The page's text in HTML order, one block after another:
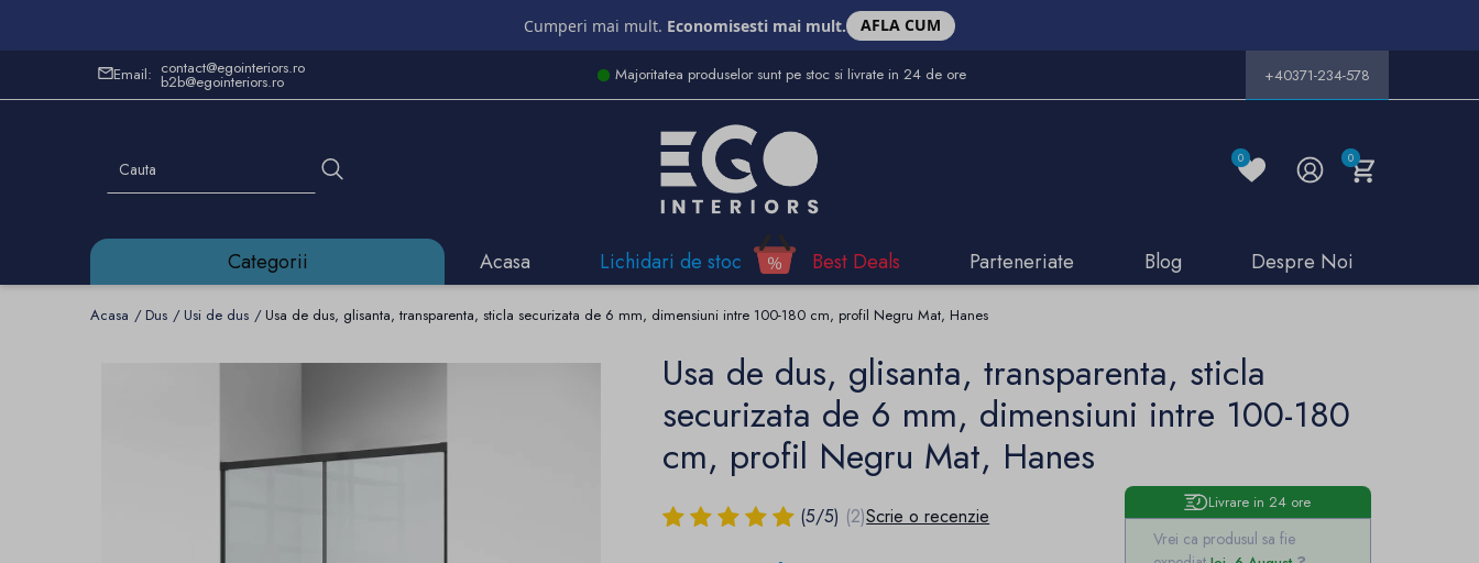
Cumperi mai mult. Economisesti mai mult. AFLA CUM
Email: contact@egointeriors.ro
b2b@egointeriors.ro Majoritatea produselor sunt pe stoc si livrate in 24 de ore +40371-234-578
0 0
Categorii Acasa Lichidari de stoc Best Deals Parteneriate Blog Despre Noi
Acasa Dus Usi de dus Usa de dus, glisanta, transparenta, sticla securizata de 6 mm, dimensiuni intre 100-180 cm, profil Negru Mat, Hanes
Usa de dus, glisanta, transparenta, sticla
securizata de 6 mm, dimensiuni intre 100-180
cm, profil Negru Mat, Hanes
Livrare in 24 ore
Vrei ca produsul sa fie
(5/5) (2)Scrie o recenzie